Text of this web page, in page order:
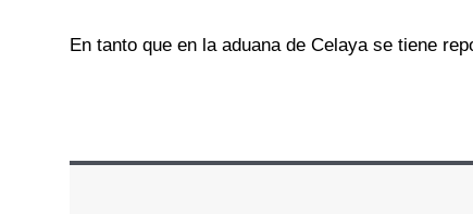
En tanto que en la aduana de Celaya se tiene